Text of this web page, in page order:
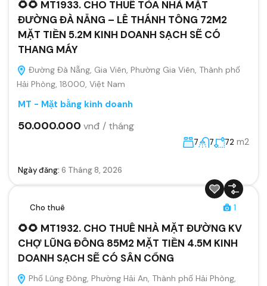
🌻🌻 MT1933. CHO THUÊ TÒA NHÀ MẶT
ĐƯỜNG ĐÀ NẴNG – LÊ THÁNH TÔNG 72M2
MẶT TIỀN 5.2M KINH DOANH SẠCH SẼ CÓ
THANG MÁY
Đường Đà Nẵng, Gia Viên, Phường Gia Viên, Thành phố
Hải Phòng, 18000, Việt Nam
MT - Mặt bằng kinh doanh
50.000.000 vnđ / tháng
7 7 72 m2
Ngày đăng: 6 Tháng 8, 2026
Cho thuê 1
🌻🌻 MT1932. CHO THUÊ NHÀ MẶT ĐƯỜNG KV
CHỢ LŨNG ĐÔNG 85M2 MẶT TIỀN 4.5M KINH
DOANH SẠCH SẼ CÓ SÂN CỔNG
Phố Lũng Đông, Phường Hải An, Thành phố Hải Phòng,